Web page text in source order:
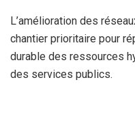
L’amélioration des
chantier prioritaire pour
durable des ressources
des services publics.